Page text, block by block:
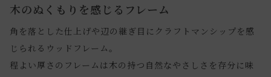
木のぬくもりを感じるフレーム
角を落とした仕上げや辺の継ぎ目にクラフトマンシップを感
じられるウッドフレーム。
程よい厚さのフレームは木の持つ自然なやさしさを存分に味